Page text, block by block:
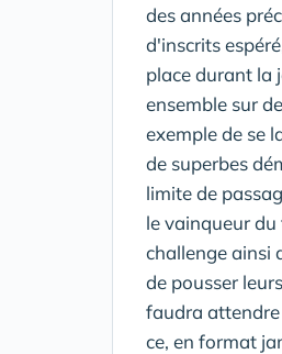
des années
d'inscrits
place durant la
ensemble sur
exemple de se
de superbes
limite de
le vainqueur
challenge ainsi
de pousser
faudra attendre
ce, en format